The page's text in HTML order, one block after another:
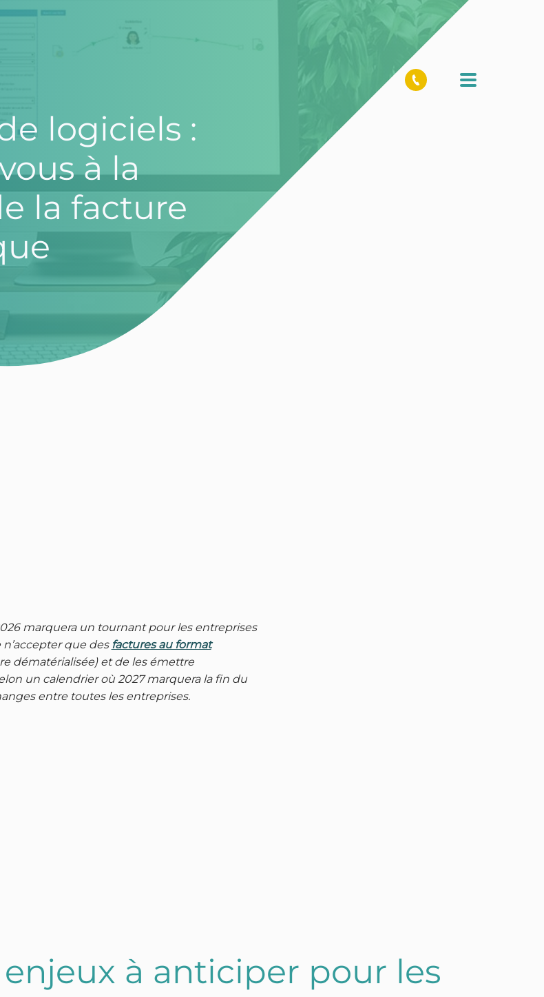
logiciels :
à la
la facture
marquera un tournant pour les entreprises
n’accepter que des factures au format
dématérialisée) et de les émettre
un calendrier où 2027 marquera la fin du
entre toutes les entreprises.
à anticiper pour les